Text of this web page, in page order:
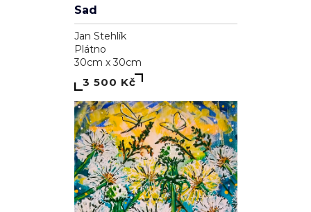
Sad
Jan Stehlík
Plátno
30cm x 30cm
3 500 Kč